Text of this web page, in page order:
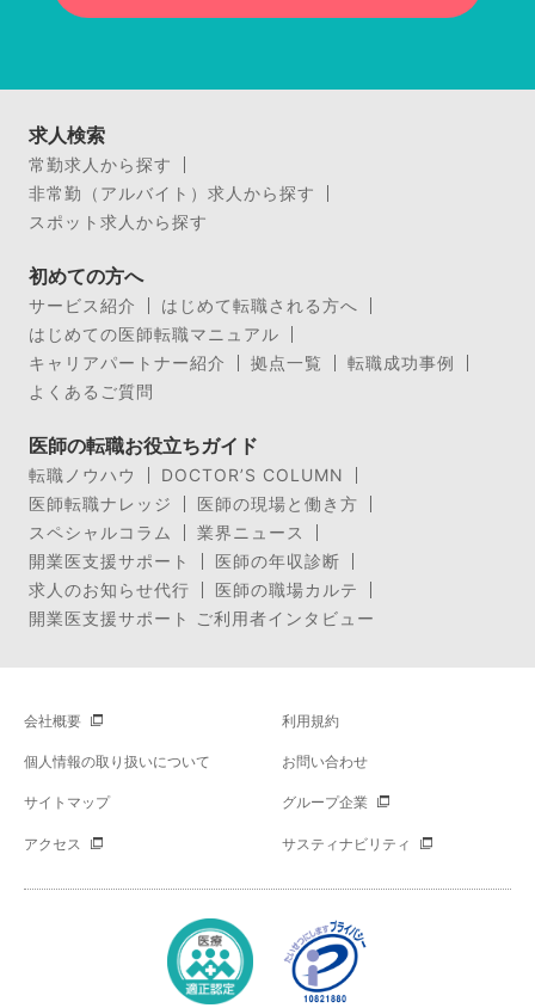
求人検索
常勤求人から探す
非常勤（アルバイト）求人から探す
スポット求人から探す
初めての方へ
サービス紹介
はじめて転職される方へ
はじめての医師転職マニュアル
キャリアパートナー紹介
拠点一覧
転職成功事例
よくあるご質問
医師の転職お役立ちガイド
転職ノウハウ
DOCTOR’S COLUMN
医師転職ナレッジ
医師の現場と働き方
スペシャルコラム
業界ニュース
開業医支援サポート
医師の年収診断
求人のお知らせ代行
医師の職場カルテ
開業医支援サポート ご利用者インタビュー
会社概要 利用規約
個人情報の取り扱いについて お問い合わせ
サイトマップ グループ企業
アクセス サスティナビリティ